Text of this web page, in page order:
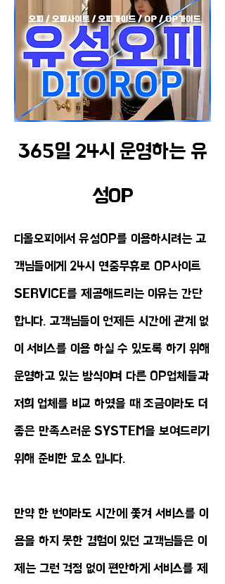
365일 24시 운영하는 유
성OP
디올오피에서 유성OP를 이용하시려는 고
객님들에게 24시 연중무휴로 OP사이트
SERVICE를 제공해드리는 이유는 간단
합니다. 고객님들이 언제든 시간에 관계 없
이 서비스를 이용 하실 수 있도록 하기 위해
운영하고 있는 방식이며 다른 OP업체들과
저희 업체를 비교 하였을 때 조금이라도 더
좋은 만족스러운 SYSTEM을 보여드리기
위해 준비한 요소 입니다.
만약 한 번이라도 시간에 쫓겨 서비스를 이
용을 하지 못한 경험이 있던 고객님들은 이
제는 그런 걱정 없이 편안하게 서비스를 제